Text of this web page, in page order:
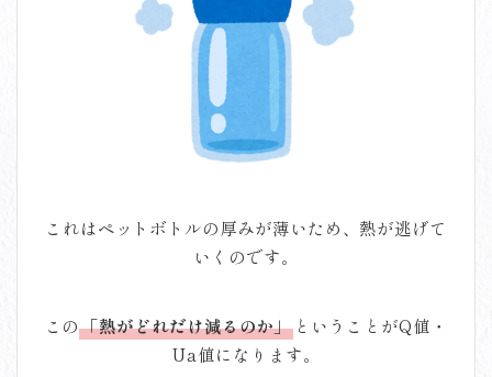
これはペットボトルの厚みが薄いため、熱が逃げて
いくのです。
この「熱がどれだけ減るのか」 ということがQ値・
Ua値になります。